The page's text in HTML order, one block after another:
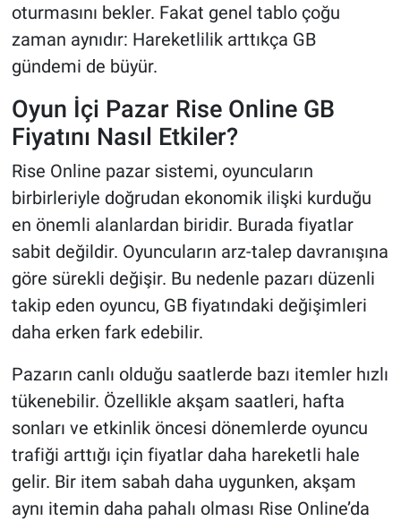
oturmasını bekler. Fakat genel tablo çoğu
zaman aynıdır: Hareketlilik arttıkça GB
gündemi de büyür.
Oyun İçi Pazar Rise Online GB
Fiyatını Nasıl Etkiler?
Rise Online pazar sistemi, oyuncuların
birbirleriyle doğrudan ekonomik ilişki kurduğu
en önemli alanlardan biridir. Burada fiyatlar
sabit değildir. Oyuncuların arz-talep davranışına
göre sürekli değişir. Bu nedenle pazarı düzenli
takip eden oyuncu, GB fiyatındaki değişimleri
daha erken fark edebilir.
Pazarın canlı olduğu saatlerde bazı itemler hızlı
tükenebilir. Özellikle akşam saatleri, hafta
sonları ve etkinlik öncesi dönemlerde oyuncu
trafiği arttığı için fiyatlar daha hareketli hale
gelir. Bir item sabah daha uygunken, akşam
aynı itemin daha pahalı olması Rise Online’da